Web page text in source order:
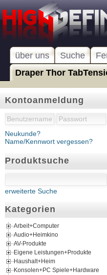
über uns Suche
Draper Thor
Kontoanmeldung
Neukunde?
Name/Kennwort vergessen?
Produktsuche
erweiterte Suche
Kategorien
Arbeit+Computer
Audio+Heimkino
AV-Produkte
Eigene Leistungen+Produkte
Haushalt+Heim
Konsolen+PC Spiele+Hardware